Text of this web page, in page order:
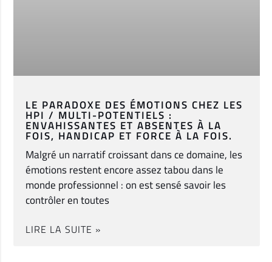
LE PARADOXE DES ÉMOTIONS CHEZ LES
HPI / MULTI-POTENTIELS :
ENVAHISSANTES ET ABSENTES À LA
FOIS, HANDICAP ET FORCE À LA FOIS.
Malgré un narratif croissant dans ce domaine, les
émotions restent encore assez tabou dans le
monde professionnel : on est sensé savoir les
contrôler en toutes
LIRE LA SUITE »